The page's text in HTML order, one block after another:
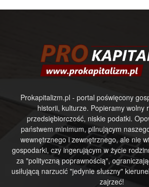
Prokapitalizm.pl - portal poświęcony
historii, kulturze. Popieramy wolny
przedsiębiorczość, niskie podatki.
państwem minimum, pilnującym
wewnętrznego i zewnętrznego, ale nie
gospodarki, czy ingerującym w życie
za "polityczną poprawnością",
usiłującą narzucić "jedynie słuszny"
zajrzeć!